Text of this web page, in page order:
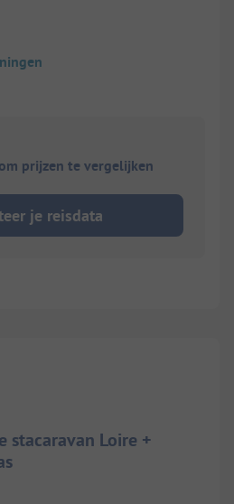
prijzen te vergelijken
je reisdata
stacaravan Loire +